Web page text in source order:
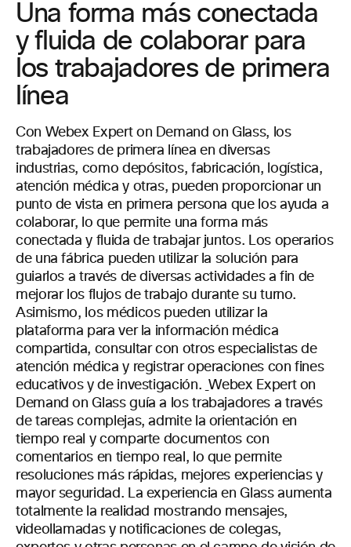
Una forma más conectada
y fluida de colaborar para
los trabajadores de primera
línea
Con Webex Expert on Demand on Glass, los
trabajadores de primera línea en diversas
industrias, como depósitos, fabricación, logística,
atención médica y otras, pueden proporcionar un
punto de vista en primera persona que los ayuda a
colaborar, lo que permite una forma más
conectada y fluida de trabajar juntos. Los operarios
de una fábrica pueden utilizar la solución para
guiarlos a través de diversas actividades a fin de
mejorar los flujos de trabajo durante su turno.
Asimismo, los médicos pueden utilizar la
plataforma para ver la información médica
compartida, consultar con otros especialistas de
atención médica y registrar operaciones con fines
educativos y de investigación. Webex Expert on
Demand on Glass guía a los trabajadores a través
de tareas complejas, admite la orientación en
tiempo real y comparte documentos con
comentarios en tiempo real, lo que permite
resoluciones más rápidas, mejores experiencias y
mayor seguridad. La experiencia en Glass aumenta
totalmente la realidad mostrando mensajes,
videollamadas y notificaciones de colegas,